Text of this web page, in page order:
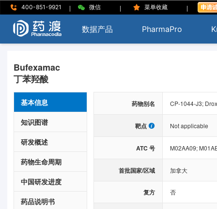
400-851-9921 | 微信 | 菜单收藏 |
数据产品 PharmaPro
Bufexamac
丁苯羟酸
基本信息
知识图谱
研发概述
药物生命周期
中国研发进度
药品说明书
药物别名 CP-1044-J3;
靶点 Not applicable
ATC 号 M02AA09;
首批国家/区域 加拿大
复方 否